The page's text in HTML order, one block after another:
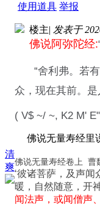
使用道具 举报
清
爽
楼主| 发表于
佛说阿弥陀经:
“舍利弗。若
众，现在其前。
( V$ ~/ ~, K2 M'
佛说无量寿经里
佛说无量寿经卷上 曹
‘彼诸菩萨，及声
暖，自然随意，开
闻法声，或闻僧声